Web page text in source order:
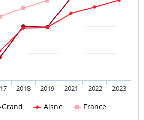
Aisne France
2018 2019 2021 2022 2023